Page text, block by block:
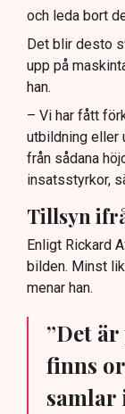
och leda bort
Det blir desto
upp på
han.
– Vi har fått
utbildning eller
från sådana
insatsstyrkor,
Tillsyn
Enligt Rickard
bilden. Minst
menar han.
”Det
finns
samlar